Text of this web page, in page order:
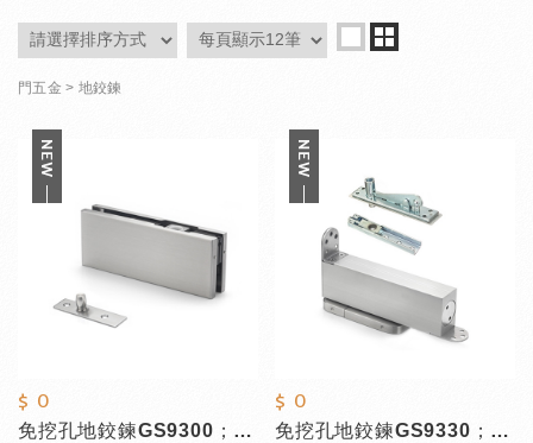
門五金 地鉸鍊
$ 0
免挖孔地鉸鍊GS9300；玻璃門用
$ 0
免挖孔地鉸鍊GS9330；木門用